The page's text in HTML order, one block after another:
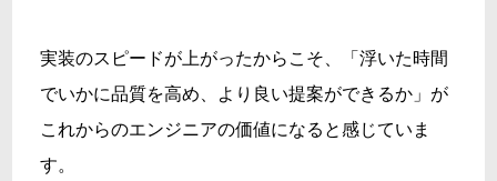
実装のスピードが上がったからこそ、「浮いた時間
でいかに品質を高め、より良い提案ができるか」が
これからのエンジニアの価値になると感じていま
す。